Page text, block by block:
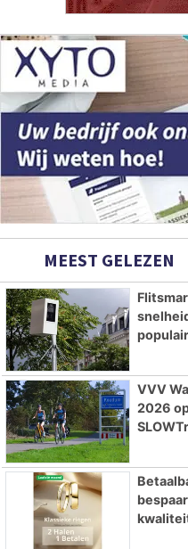
MEEST GELEZEN
VVV
2026